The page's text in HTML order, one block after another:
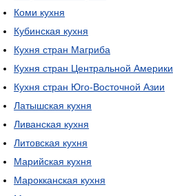
Коми кухня
Кубинская кухня
Кухня стран Магриба
Кухня стран Центральной Америки
Кухня стран Юго-Восточной Азии
Латышская кухня
Ливанская кухня
Литовская кухня
Марийская кухня
Марокканская кухня